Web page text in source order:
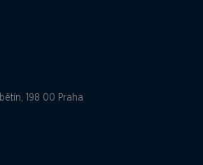
198 00 Praha